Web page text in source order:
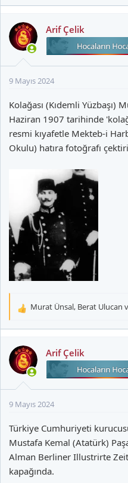
k
i
l
:
Arif Çelik
9 Mayıs 2024
Kolağası (Kıdemli Yüzbaşı)
Haziran 1907 tarihinde
resmi kıyafetle Mekteb-i
Okulu) hatıra fotoğrafı
T
k
i
l
:
Murat Ünsal, Berat Ulucan
Arif Çelik
9 Mayıs 2024
Türkiye Cumhuriyeti
Mustafa Kemal (Atatürk)
Alman Berliner Illustrirte
kapağında.